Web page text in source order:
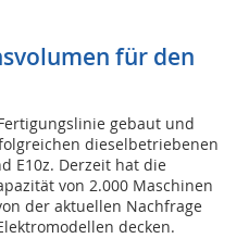
für den
gebaut und
dieselbetriebenen
E10z. Derzeit hat die
von 2.000 Maschinen
der aktuellen Nachfrage
decken.